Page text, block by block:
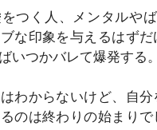
つく人、メンタルや
な印象を与えるはずだ
いつかバレて爆発する。
わからないけど、自分
のは終わりの始まりで